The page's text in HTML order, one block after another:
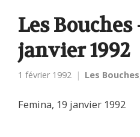
Les Bouches
janvier 1992
1 février 1992 Les Bouches
Femina, 19 janvier 1992